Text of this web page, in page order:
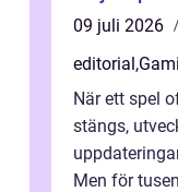
09 juli 2026
editorial,
När ett spel
stängs,
Men för